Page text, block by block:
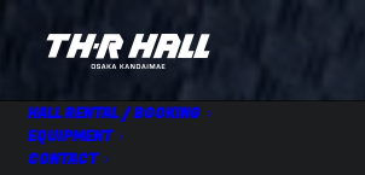
HALL RENTAL / BOOKING
EQUIPMENT
CONTACT